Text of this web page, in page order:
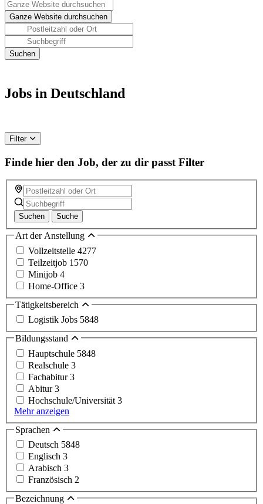
Jobs in Deutschland
Filter
Finde hier den Job, der zu dir passt Filter
Suchen Suche
Art der Anstellung
Vollzeitstelle 4277
Teilzeitjob 1570
Minijob 4
Home-Office 3
Tätigkeitsbereich
Logistik Jobs 5848
Bildungsstand
Hauptschule 5848
Realschule 3
Fachabitur3
Abitur3
Hochschule/Universität 3
Mehr anzeigen
Sprachen
Deutsch 5848
Englisch 3
Arabisch 3
Französisch 2
Bezeichnung